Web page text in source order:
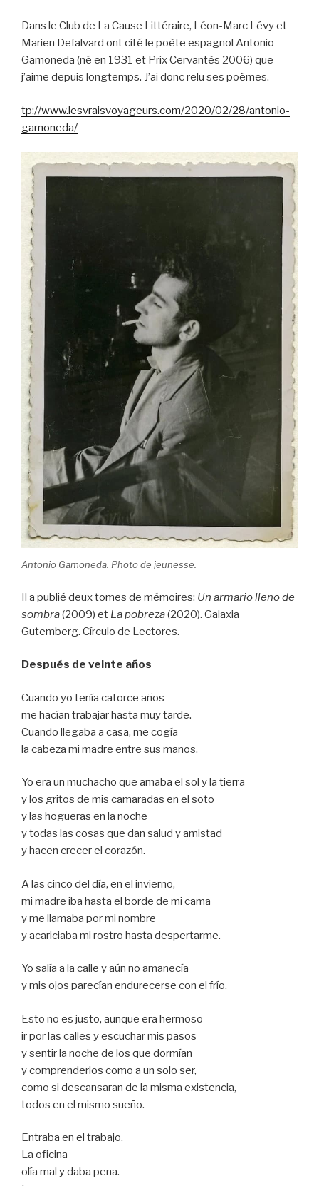
Dans le Club de La Cause Littéraire, Léon-Marc Lévy et
Marien Defalvard ont cité le poète espagnol Antonio
Gamoneda (né en 1931 et Prix Cervantès 2006) que
j’aime depuis longtemps. J’ai donc relu ses poèmes.
tp://www.lesvraisvoyageurs.com/2020/02/28/antonio-
gamoneda/
Antonio Gamoneda. Photo de jeunesse.
Il a publié deux tomes de mémoires: Un armario lleno de
sombra(2009) et La pobreza(2020). Galaxia
Gutemberg. Círculo de Lectores.
Después de veinte años
Cuando yo tenía catorce años
me hacían trabajar hasta muy tarde.
Cuando llegaba a casa, me cogía
la cabeza mi madre entre sus manos.
Yo era un muchacho que amaba el sol y la tierra
y los gritos de mis camaradas en el soto
y las hogueras en la noche
y todas las cosas que dan salud y amistad
y hacen crecer el corazón.
A las cinco del día, en el invierno,
mi madre iba hasta el borde de mi cama
y me llamaba por mi nombre
y acariciaba mi rostro hasta despertarme.
Yo salía a la calle y aún no amanecía
y mis ojos parecían endurecerse con el frío.
Esto no es justo, aunque era hermoso
ir por las calles y escuchar mis pasos
y sentir la noche de los que dormían
y comprenderlos como a un solo ser,
como si descansaran de la misma existencia,
todos en el mismo sueño.
Entraba en el trabajo.
La oficina
olía mal y daba pena.